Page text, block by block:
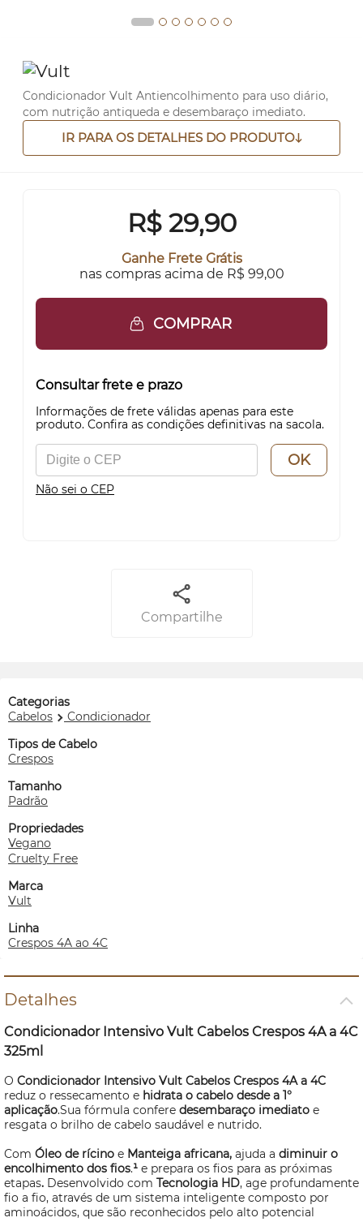
Condicionador Vult Antiencolhimento para uso diário,
com nutrição antiqueda e desembaraço imediato.
IR PARA OS DETALHES DO PRODUTO
R$ 29,90
Ganhe Frete Grátis
nas compras acima de R$ 99,00
COMPRAR
Consultar frete e prazo
Informações de frete válidas apenas para este
produto. Confira as condições definitivas na sacola.
OK
Não sei o CEP
Compartilhe
Categorias
Cabelos
Condicionador
Tipos de Cabelo
Crespos
Tamanho
Padrão
Propriedades
Vegano
Cruelty Free
Marca
Vult
Linha
Crespos 4A ao 4C
Detalhes
Condicionador Intensivo Vult Cabelos Crespos 4A a 4C
325ml
O Condicionador Intensivo Vult Cabelos Crespos 4A a 4C
reduz o ressecamento e hidrata o cabelo desde a 1°
aplicação.Sua fórmula confere desembaraço imediato e
resgata o brilho de cabelo saudável e nutrido.
Com Óleo de rícino e Manteiga africana, ajuda a diminuir o
encolhimento dos fios.¹ e prepara os fios para as próximas
etapas. Desenvolvido com Tecnologia HD, age profundamente
fio a fio, através de um sistema inteligente composto por
aminoácidos, que são reconhecidos pelo alto potencial